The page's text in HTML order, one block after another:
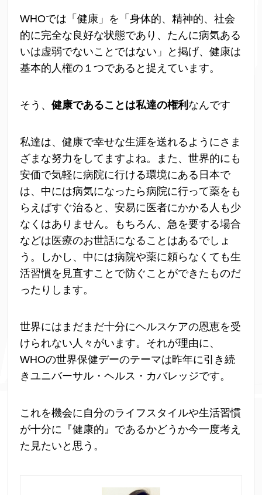
WHOでは「健康」を「身体的、精神的、社会
的に完全な良好な状態であり、たんに病気ある
いは虚弱でないことではない」と掲げ、健康は
基本的人権の１つであると捉えています。
そう、健康であることは私達の権利 なんです
私達は、健康で幸せな生涯を送れるようにさま
ざまな努力をしてますよね。また、世界的にも
安価で気軽に病院に行ける環境にある日本で
は、中には病気になったら病院に行って薬をも
らえばすぐ治ると、安易に医者にかかる人も少
なくはありません。もちろん、急を要する場合
などは医療のお世話になることはあるでしょ
う。しかし、中には病院や薬に頼らなくても生
活習慣を見直すことで防ぐことができたものだ
ったりします。
世界にはまだまだ十分にヘルスケアの恩恵を受
けられない人々がいます。それが理由に、
WHOの世界保健デーのテーマは昨年に引き続
きユニバーサル・ヘルス・カバレッジです。
これを機会に自分のライフスタイルや生活習慣
が十分に『健康的』であるかどうか今一度考え
た見たいと思う。